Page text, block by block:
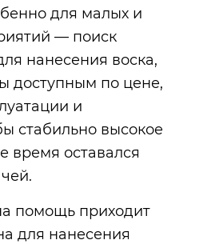
для малых и
— поиск
нанесения воска,
доступным по цене,
и
стабильно высокое
время оставался
помощь приходит
для нанесения